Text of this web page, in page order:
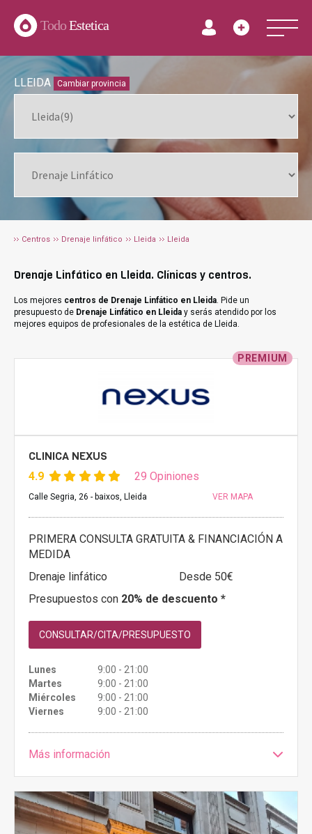
TodoEstetica
LLEIDA Cambiar provincia
Centros Drenaje linfático Lleida Lleida
Drenaje Linfático en Lleida. Clínicas y centros.
Los mejores centros de Drenaje Linfático en Lleida. Pide un
presupuesto de Drenaje Linfático en Lleida y serás atendido por los
mejores equipos de profesionales de la estética de Lleida.
PREMIUM
CLINICA NEXUS
4.9 29 Opiniones
Calle Segria, 26 - baixos, Lleida VER MAPA
PRIMERA CONSULTA GRATUITA & FINANCIACIÓN A
MEDIDA
Drenaje linfático
Desde 50€
Presupuestos con 20% de descuento *
CONSULTAR/CITA/PRESUPUESTO
Lunes
9:00 - 21:00
Martes
9:00 - 21:00
Miércoles
9:00 - 21:00
Viernes
9:00 - 21:00
Más información